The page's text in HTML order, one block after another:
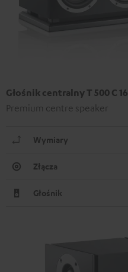
Głośnik centralny T 500 C 16
Premium centre speaker
Wymiary
Złącza
Głośnik